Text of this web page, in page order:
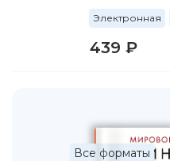
Электронная
439 ₽
Все форматы